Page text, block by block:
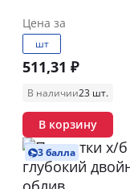
Цена за
шт
511,31 ₽
В наличии23 шт.
В корзину
3 балла